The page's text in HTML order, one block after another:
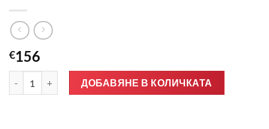
€156
количество за Предно стъкло НОВО AUDI A3 8L 1996-2003
ДОБАВЯНЕ В КОЛИЧКАТА